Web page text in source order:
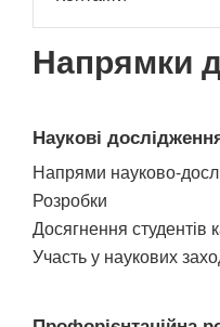
Напрямки
Наукові
Напрями науково-
Розробки
Досягнення студентів
Участь у наукових